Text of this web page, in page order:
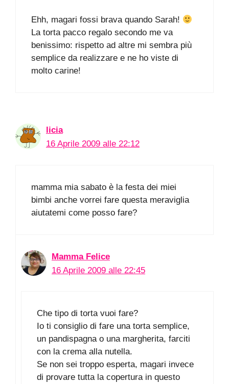
Ehh, magari fossi brava quando Sarah!
La torta pacco regalo secondo me va
benissimo: rispetto ad altre mi sembra più
semplice da realizzare e ne ho viste di
molto carine!
licia
16 Aprile 2009 alle 22:12
mamma mia sabato è la festa dei miei
bimbi anche vorrei fare questa meraviglia
aiutatemi come posso fare?
Mamma Felice
16 Aprile 2009 alle 22:45
Che tipo di torta vuoi fare?
Io ti consiglio di fare una torta semplice,
un pandispagna o una margherita, farciti
con la crema alla nutella.
Se non sei troppo esperta, magari invece
di provare tutta la copertura in questo